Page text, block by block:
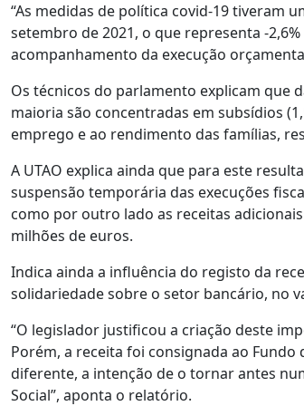
“As medidas de política covid-19 tiveram
setembro de 2021, o que representa -
acompanhamento da execução
Os técnicos do parlamento explicam que
maioria são concentradas em subsídios
emprego e ao rendimento das famílias,
A UTAO explica ainda que para este
suspensão temporária das execuções
como por outro lado as receitas
milhões de euros.
Indica ainda a influência do registo da
solidariedade sobre o setor bancário, no
“O legislador justificou a criação deste
Porém, a receita foi consignada ao Fundo
diferente, a intenção de o tornar antes
Social”, aponta o relatório.